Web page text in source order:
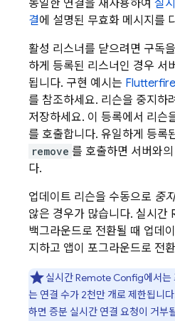
동일한 연결을 재사용하여 실
결에 설명된 무효화 메시지를
활성 리스너를 닫으려면 구독
하게 등록된 리스너인 경우 서
됩니다. 구현 예시는 Flutterfire
를 참조하세요. 리슨을 중지하
저장하세요. 이 등록에서 리슨
를 호출합니다. 유일하게 등록
remove 를 호출하면 서버와
다.
업데이트 리슨을 수동으로 중
않은 경우가 많습니다. 실시간
백그라운드로 전환될 때 업데
지하고 앱이 포그라운드로 전
실시간Remote Config에서는
는 연결 수가 2천만 개로 제한됩니
하면 증분 실시간 연결 요청이 거부